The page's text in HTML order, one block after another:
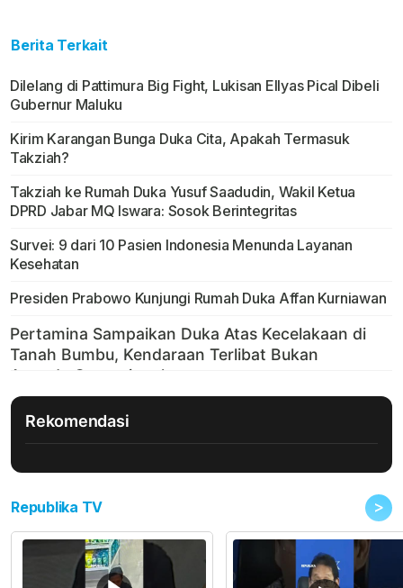
Berita Terkait
Dilelang di Pattimura Big Fight, Lukisan Ellyas Pical Dibeli
Gubernur Maluku
Kirim Karangan Bunga Duka Cita, Apakah Termasuk
Takziah?
Takziah ke Rumah Duka Yusuf Saadudin, Wakil Ketua
DPRD Jabar MQ Iswara: Sosok Berintegritas
Survei: 9 dari 10 Pasien Indonesia Menunda Layanan
Kesehatan
Presiden Prabowo Kunjungi Rumah Duka Affan Kurniawan
Rekomendasi
Republika TV >